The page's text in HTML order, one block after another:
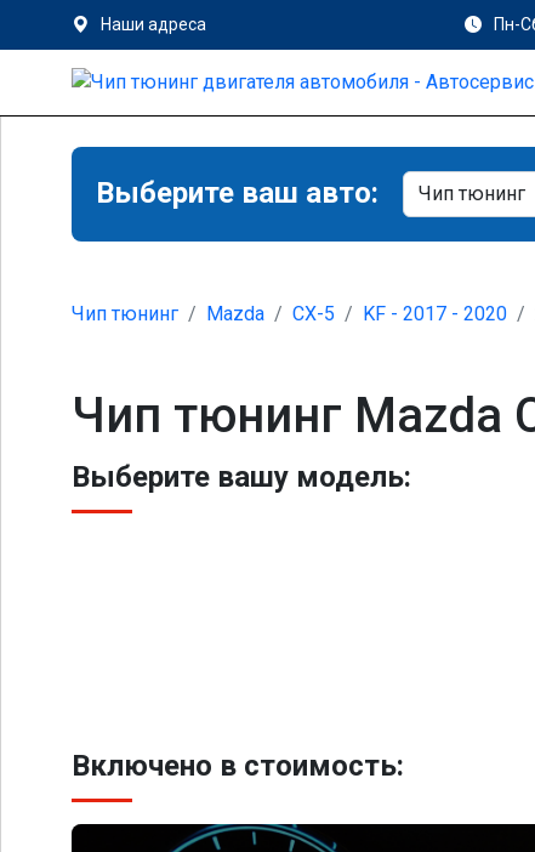
Наши адреса Пн-
Выберите ваш авто:
Чип тюнинг Mazda CX-5 KF - 2017 - 2020
Чип тюнинг Mazda
Выберите вашу модель:
Включено в стоимость: